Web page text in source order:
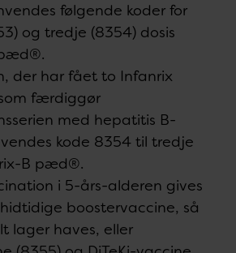
følgende koder for
og tredje (8354) dosis
der har fået to Infanrix
færdiggør
med hepatitis B-
kode 8354 til tredje
B pæd®.
i 5-års-alderen gives
boostervaccine, så
lager haves, eller